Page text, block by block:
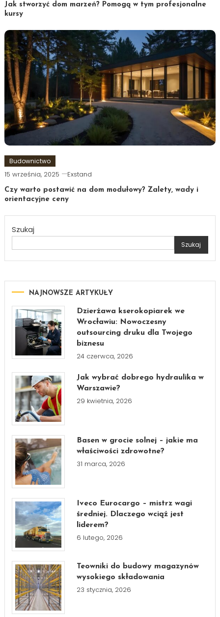
Jak stworzyć dom marzeń? Pomogą w tym profesjonalne
kursy
Budownictwo
15 września, 2025 Exstand
Czy warto postawić na dom modułowy? Zalety, wady i
orientacyjne ceny
Szukaj
Szukaj
NAJNOWSZE ARTYKUŁY
Dzierżawa kserokopiarek we
Wrocławiu: Nowoczesny
outsourcing druku dla Twojego
biznesu
24 czerwca, 2026
Jak wybrać dobrego hydraulika w
Warszawie?
29 kwietnia, 2026
Basen w grocie solnej – jakie ma
właściwości zdrowotne?
31 marca, 2026
Iveco Eurocargo – mistrz wagi
średniej. Dlaczego wciąż jest
liderem?
6 lutego, 2026
Teowniki do budowy magazynów
wysokiego składowania
23 stycznia, 2026